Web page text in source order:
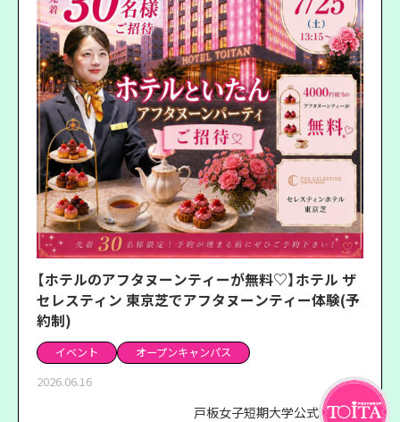
【ホテルのアフタヌーンティーが無料♡】ホテル ザ
セレスティン 東京芝でアフタヌーンティー体験(予
約制)
イベント オープンキャンパス
2026.06.16
戸板女子短期大学公式